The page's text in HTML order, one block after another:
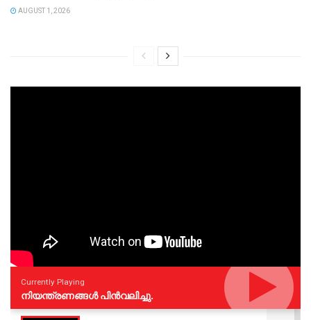
AUGUST 1, 2026
Currently Playing
നിയന്ത്രണങ്ങള്‍ പിന്‍വലിച്ചു.